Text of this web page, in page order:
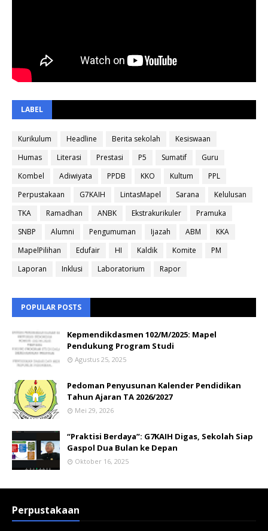
LABEL
Kurikulum Headline Berita sekolah
Kesiswaan
Humas
Literasi Prestasi P5 Sumatif
Guru
Kombel
Adiwiyata PPDB KKO Kultum
PPL
Perpustakaan
G7KAIH LintasMapel Sarana
Kelulusan
TKA
Ramadhan ANBK Ekstrakurikuler
Pramuka
SNBP
Alumni Pengumuman Ijazah ABM
KKA
MapelPilihan
Edufair HI Kaldik Komite
PM
Laporan
Inklusi Laboratorium Rapor
POPULAR POSTS
Kepmendikdasmen 102/M/2025: Mapel
Pendukung Program Studi
Agustus 25, 2025
Pedoman Penyusunan Kalender Pendidikan
Tahun Ajaran TA 2026/2027
Mei 29, 2026
“Praktisi Berdaya”: G7KAIH Digas, Sekolah Siap
Gaspol Dua Bulan ke Depan
Oktober 16, 2025
Perpustakaan